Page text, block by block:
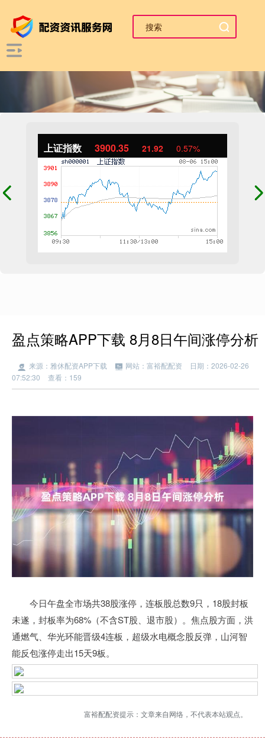
上证指数 3900.35 21.92 0.57%
盈点策略APP下载 8月8日午间涨停分析
来源：雅休配资APP下载 网站：富裕配配资
日期：2026-02-26
07:52:30
查看：159
今日午盘全市场共38股涨停，连板股总数9只，18股封板
未遂，封板率为68%（不含ST股、退市股）。焦点股方面，洪
通燃气、华光环能晋级4连板，超级水电概念股反弹，山河智
能反包涨停走出15天9板。
富裕配配资提示：文章来自网络，不代表本站观点。